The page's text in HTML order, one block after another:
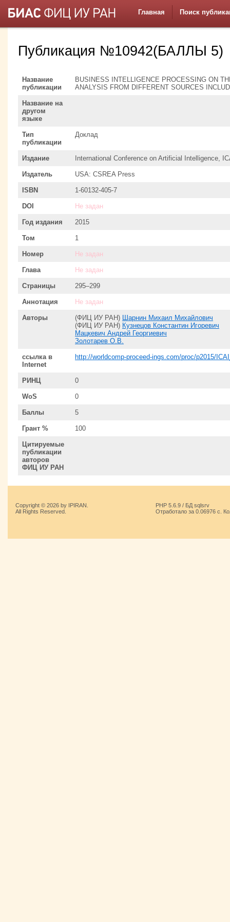
Главная Поиск
Публикация №10942(БАЛЛЫ 5)
Название
публикации
BUSINESS INTELLIGENCE PROCESSING ON
ANALYSIS FROM DIFFERENT SOURCES
Название на
другом
языке
Тип
публикации
Доклад
Издание International Conference on Artificial Intelligence,
Издатель USA: CSREA Press
ISBN 1-60132-405-7
DOI Не задан
Год издания 2015
Том 1
Номер Не задан
Глава Не задан
Страницы 295–299
Аннотация Не задан
Авторы (ФИЦ ИУ РАН)
Шарнин Михаил Михайлович
(ФИЦ ИУ РАН) Кузнецов Константин Игоревич
Мацкевич Андрей Георгиевич
Золотарев О.В.
ссылка в
Internet
http://worldcomp-proceed-ings.com/proc/p2015/
РИНЦ 0
WoS 0
Баллы 5
Грант % 100
Цитируемые
публикации
авторов
ФИЦ ИУ РАН
Copyright © 2026 by IPIRAN.
All Rights Reserved.
PHP 5.6.9 / БД sqlsrv
Отработало за 0.06976 с.